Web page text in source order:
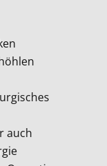
auch